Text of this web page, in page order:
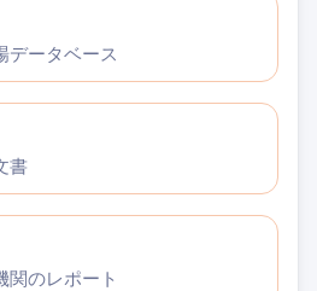
データベース
書
関のレポート